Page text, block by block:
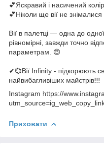
💕Яскравий і насичений
💕Ніколи ще вії не знімалися
Вії в палетці — одна до
рівномірні, завжди точно
параметрам. 😍
✔💞Вії Infinity - підкорюють
найвибагливіших майстрів!!!
Instagram https://
Приховати